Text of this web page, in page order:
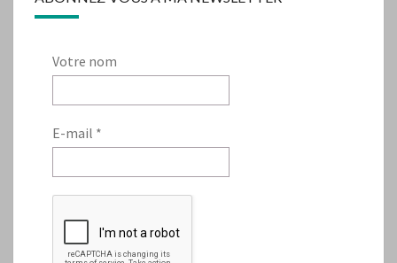
Votre nom
E-mail *